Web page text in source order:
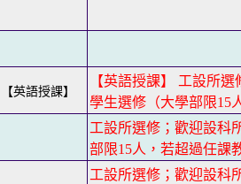
【英語授課】
【英語授課】 工設所
學生選修（大學部限15
工設所選修；歡迎設科
部限15人，若超過任課
工設所選修；歡迎設科